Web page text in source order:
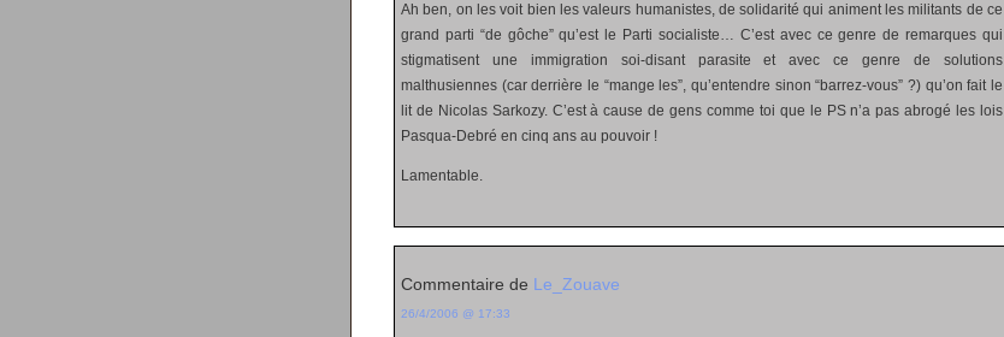
Ah ben, on les voit bien les valeurs humanistes, de solidarité qui animent les militants de ce
grand parti “de gôche” qu’est le Parti socialiste… C’est avec ce genre de remarques qui
stigmatisent une immigration soi-disant parasite et avec ce genre de solutions
malthusiennes (car derrière le “mange les”, qu’entendre sinon “barrez-vous” ?) qu’on fait le
lit de Nicolas Sarkozy. C’est à cause de gens comme toi que le PS n’a pas abrogé les lois
Pasqua-Debré en cinq ans au pouvoir !
Lamentable.
Commentaire de Le_Zouave
26/4/2006 @ 17:33